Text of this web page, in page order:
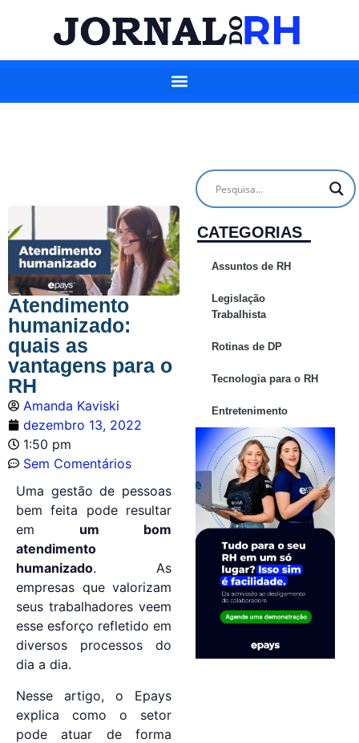
Atendimento
humanizado:
quais as
vantagens para o
RH
Amanda Kaviski
dezembro 13, 2022
1:50 pm
Sem Comentários
Uma gestão de pessoas
bem feita pode resultar
em um bom
atendimento
humanizado. As
empresas que valorizam
seus trabalhadores veem
esse esforço refletido em
diversos processos do
dia a dia.
Nesse artigo, o Epays
explica como o setor
pode atuar de forma
CATEGORIAS
Assuntos de RH
Legislação
Trabalhista
Rotinas de DP
Tecnologia para o RH
Entretenimento